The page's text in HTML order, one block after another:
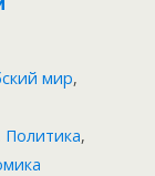
мир,
Политика,